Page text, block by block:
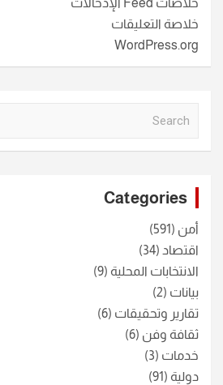
خلاصات Feed الإدخالات
خلاصة التعليقات
WordPress.org
Categories
أمن (591)
اقتصاد (34)
الانتخابات المحلية (9)
بيانات (2)
تقارير وتحقيقات (6)
ثقافة وفن (6)
خدمات (3)
دولية (91)